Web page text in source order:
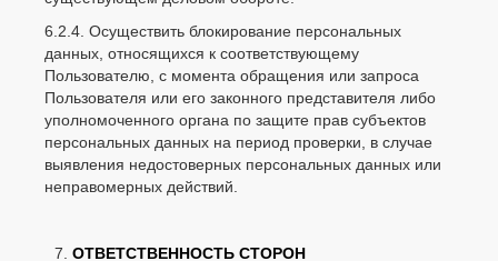
6.2.4. Осуществить блокирование персональных
данных, относящихся к соответствующему
Пользователю, с момента обращения или запроса
Пользователя или его законного представителя либо
уполномоченного органа по защите прав субъектов
персональных данных на период проверки, в случае
выявления недостоверных персональных данных или
неправомерных действий.
ОТВЕТСТВЕННОСТЬ СТОРОН